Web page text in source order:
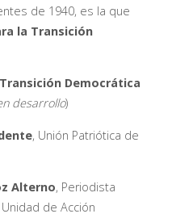
de 1940, es la que
la Transición
Democrática
desarrollo)
, Unión Patriótica de
Alterno, Periodista
de Acción